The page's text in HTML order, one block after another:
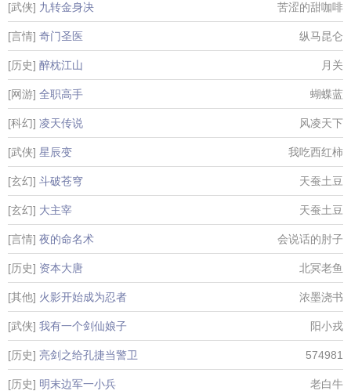
[武侠] 九转金身决 苦涩的甜咖啡
[言情] 奇门圣医 纵马昆仑
[历史] 醉枕江山 月关
[网游] 全职高手 蝴蝶蓝
[科幻] 凌天传说 风凌天下
[武侠] 星辰变 我吃西红柿
[玄幻] 斗破苍穹 天蚕土豆
[玄幻] 大主宰 天蚕土豆
[言情] 夜的命名术 会说话的肘子
[历史] 资本大唐 北冥老鱼
[其他] 火影开始成为忍者 浓墨浇书
[武侠] 我有一个剑仙娘子 阳小戎
[历史] 亮剑之给孔捷当警卫 574981
[历史] 明末边军一小兵 老白牛